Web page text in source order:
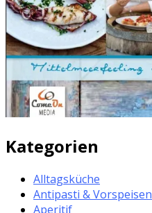
Kategorien
Alltagsküche
Antipasti & Vorspeisen
Aperitif